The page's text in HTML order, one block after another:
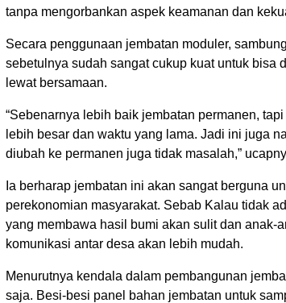
tanpa mengorbankan aspek keamanan dan
Secara penggunaan jembatan moduler,
sebetulnya sudah sangat cukup kuat untuk bisa
lewat bersamaan.
“Sebenarnya lebih baik jembatan permanen,
lebih besar dan waktu yang lama. Jadi ini juga
diubah ke permanen juga tidak masalah,”
Ia berharap jembatan ini akan sangat berguna
perekonomian masyarakat. Sebab Kalau tidak
yang membawa hasil bumi akan sulit dan anak-
komunikasi antar desa akan lebih mudah.
Menurutnya kendala dalam pembangunan
saja. Besi-besi panel bahan jembatan untuk